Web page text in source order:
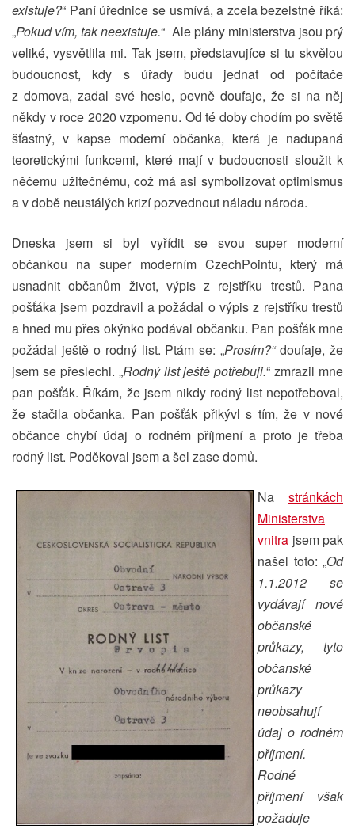
existuje?“ Paní úřednice se usmívá, a zcela bezelstně říká:
„Pokud vím, tak neexistuje.“ Ale plány ministerstva jsou prý
veliké, vysvětlila mi. Tak jsem, představujíce si tu skvělou
budoucnost, kdy s úřady budu jednat od počítače
z domova, zadal své heslo, pevně doufaje, že si na něj
někdy v roce 2020 vzpomenu. Od té doby chodím po světě
šťastný, v kapse moderní občanka, která je nadupaná
teoretickými funkcemi, které mají v budoucnosti sloužit k
něčemu užitečnému, což má asi symbolizovat optimismus
a v době neustálých krizí pozvednout náladu národa.
Dneska jsem si byl vyřídit se svou super moderní
občankou na super moderním CzechPointu, který má
usnadnit občanům život, výpis z rejstříku trestů. Pana
pošťáka jsem pozdravil a požádal o výpis z rejstříku trestů
a hned mu přes okýnko podával občanku. Pan pošťák mne
požádal ještě o rodný list. Ptám se: „Prosím?“doufaje, že
jsem se přeslechl. „Rodný list ještě potřebuji.“ zmrazil mne
pan pošťák. Říkám, že jsem nikdy rodný list nepotřeboval,
že stačila občanka. Pan pošťák přikývl s tím, že v nové
občance chybí údaj o rodném příjmení a proto je třeba
rodný list. Poděkoval jsem a šel zase domů.
Na stránkách
Ministerstva
vnitra jsem pak
našel toto: „Od
1.1.2012 se
vydávají nové
občanské
průkazy, tyto
občanské
průkazy
neobsahují
údaj o rodném
příjmení.
Rodné
příjmení však
požaduje